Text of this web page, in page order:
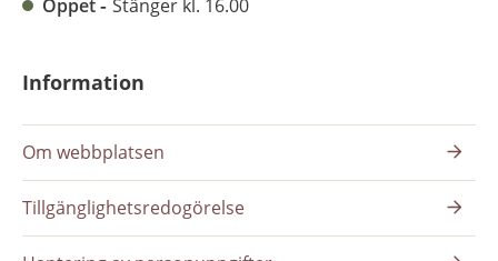
Öppet
Stänger kl. 16.00
Information
Om webbplatsen
Tillgänglighetsredogörelse